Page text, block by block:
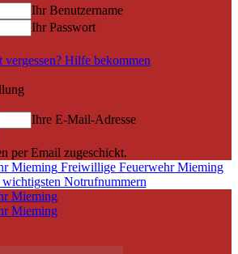
Ihr Benutzername
Ihr Passwort
Hilfe bekommen
Ihre E-Mail-Adresse
per Email zugeschickt.
Freiwillige Feuerwehr Mieming